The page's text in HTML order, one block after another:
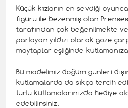
Küçük kızların en sevdiği
figürü ile bezenmiş olan
tarafından çok beğenilmekte
parlayan yıldızı olarak göze
maytaplar eşliğinde
Bu modelimiz doğum günleri
kutlamalarda da sıkça tercih
türlü kutlamalarınızda hediye
edebilirsiniz.